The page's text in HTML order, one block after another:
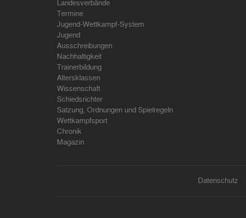
Landesverbände
Termine
Jugend-Wettkampf-System
Jugend
Ausschreibungen
Nachhaltigkeit
Trainerbildung
Altersklassen
Wissenschaft
Schiedsrichter
Satzung, Ordnungen und Spielregeln
Wettkampfsport
Chronik
Magazin
Datenschutz